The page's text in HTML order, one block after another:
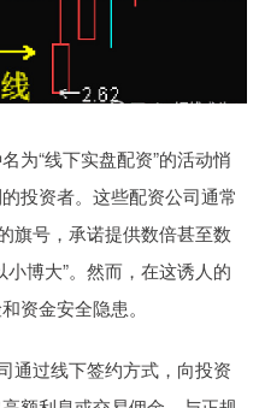
为“线下实盘配资”的活动悄
投资者。这些配资公司通常
旗号，承诺提供数倍甚至数
博大”。然而，在这诱人的
资金安全隐患。
通过线下签约方式，向投资